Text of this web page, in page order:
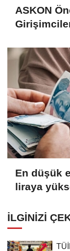
ASKON
En düşük
liraya
İLGINIZI